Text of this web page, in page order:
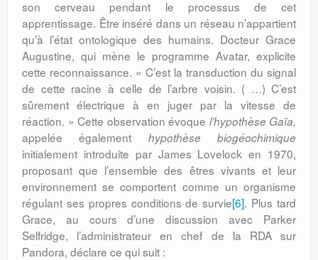
son cerveau pendant le processus de cet
apprentissage. Être inséré dans un réseau n’appartient
qu’à l’état ontologique des humains. Docteur Grace
Augustine, qui mène le programme Avatar, explicite
cette reconnaissance. « C’est la transduction du signal
de cette racine à celle de l’arbre voisin. ( …) C’est
sûrement électrique à en juger par la vitesse de
réaction. » Cette observation évoque l’hypothèse Gaïa,
appelée également hypothèse biogéochimique
initialement introduite par James Lovelock en 1970,
proposant que l’ensemble des êtres vivants et leur
environnement se comportent comme un organisme
régulant ses propres conditions de survie[6]. Plus tard
Grace, au cours d’une discussion avec Parker
Selfridge, l’administrateur en chef de la RDA sur
Pandora, déclare ce qui suit :